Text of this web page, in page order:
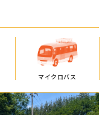
マイクロバス